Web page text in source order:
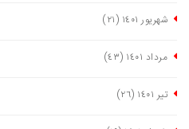
شهریور ١٤٠١ (٢١)
مرداد ١٤٠١ (٤٣)
تیر ١٤٠١ (٢٦)